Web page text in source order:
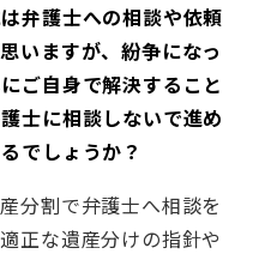
弁護士への相談や依頼
いますが、紛争になっ
ご自身で解決すること
士に相談しないで進め
でしょうか？
分割で弁護士へ相談を
正な遺産分けの指針や